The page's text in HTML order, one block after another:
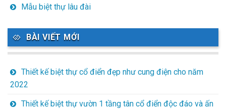
Mẫu biệt thự lâu đài
BÀI VIẾT MỚI
Thiết kế biệt thự cổ điển đẹp như cung điện cho năm
2022
Thiết kế biệt thự vườn 1 tầng tân cổ điển độc đáo và ấn